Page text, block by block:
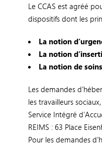
Le CCAS est agréé
dispositifs dont les
La notion
La notion
La notion de soins
Les demandes
les travailleurs
Service Intégré
REIMS : 63 Place
Pour les demandes